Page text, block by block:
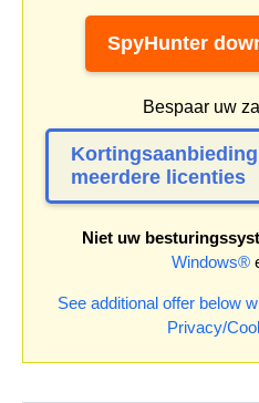
SpyHunter
Bespaar uw
meerdere licenties
Niet uw
Windows®
See additional offer below
Privacy/